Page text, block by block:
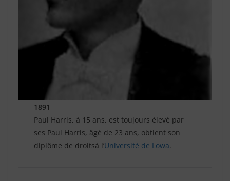
1891
Paul Harris, à 15 ans, est toujours élevé par
ses Paul Harris, âgé de 23 ans, obtient son
diplôme de droitsà l’Université de Lowa.